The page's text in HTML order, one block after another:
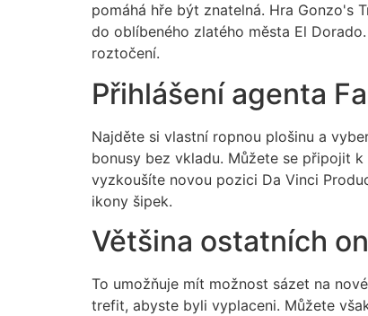
pomáhá hře být znatelná. Hra Gonzo's
do oblíbeného zlatého města El
roztočení.
Přihlášení agenta
Najděte si vlastní ropnou plošinu a
bonusy bez vkladu. Můžete se připojit k
vyzkoušíte novou pozici Da Vinci
ikony šipek.
Většina ostatních
To umožňuje mít možnost sázet na
trefit, abyste byli vyplaceni. Můžete